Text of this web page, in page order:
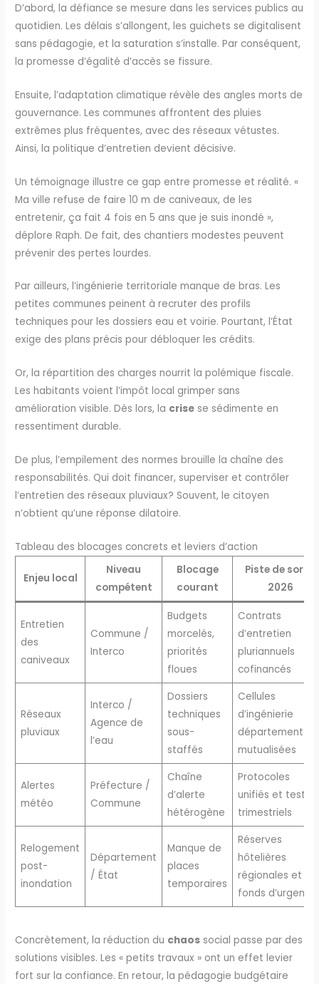
D’abord, la défiance se mesure dans les services publics au
quotidien. Les délais s’allongent, les guichets se digitalisent
sans pédagogie, et la saturation s’installe. Par conséquent,
la promesse d’égalité d’accès se fissure.
Ensuite, l’adaptation climatique révèle des angles morts de
gouvernance. Les communes affrontent des pluies
extrêmes plus fréquentes, avec des réseaux vétustes.
Ainsi, la politique d’entretien devient décisive.
Un témoignage illustre ce gap entre promesse et réalité. «
Ma ville refuse de faire 10 m de caniveaux, de les
entretenir, ça fait 4 fois en 5 ans que je suis inondé »,
déplore Raph. De fait, des chantiers modestes peuvent
prévenir des pertes lourdes.
Par ailleurs, l’ingénierie territoriale manque de bras. Les
petites communes peinent à recruter des profils
techniques pour les dossiers eau et voirie. Pourtant, l’État
exige des plans précis pour débloquer les crédits.
Or, la répartition des charges nourrit la polémique fiscale.
Les habitants voient l’impôt local grimper sans
amélioration visible. Dès lors, la crise se sédimente en
ressentiment durable.
De plus, l’empilement des normes brouille la chaîne des
responsabilités. Qui doit financer, superviser et contrôler
l’entretien des réseaux pluviaux? Souvent, le citoyen
n’obtient qu’une réponse dilatoire.
Tableau des blocages concrets et leviers d’action
Enjeu local
Niveau
compétent
Blocage
courant
Piste de sortie
2026
Entretien
des
caniveaux
Commune /
Interco
Budgets
morcelés,
priorités
floues
Contrats
d’entretien
pluriannuels
cofinancés
Réseaux
pluviaux
Interco /
Agence de
l’eau
Dossiers
techniques
sous-
staffés
Cellules
d’ingénierie
mutualisées
Alertes
météo
Préfecture /
Commune
Chaîne
d’alerte
hétérogène
Protocoles
unifiés et tests
trimestriels
Relogement
post-
inondation
Département
/ État
Manque de
places
temporaires
Réserves
hôtelières
régionales et
fonds d’urgence
Concrètement, la réduction du chaos social passe par des
solutions visibles. Les « petits travaux » ont un effet levier
fort sur la confiance. En retour, la pédagogie budgétaire